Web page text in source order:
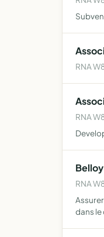
RNA
RNA
RNA
dans le